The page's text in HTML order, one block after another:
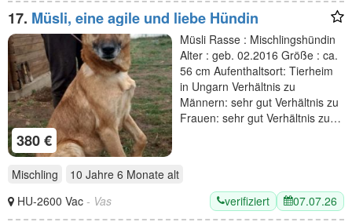
17. Müsli, eine agile und liebe Hündin
380 €
Müsli Rasse : Mischlingshündin
Alter : geb. 02.2016 Größe : ca.
56 cm Aufenthaltsort: Tierheim
in Ungarn Verhältnis zu
Männern: sehr gut Verhältnis zu
Frauen: sehr gut Verhältnis zu…
Mischling 10 Jahre 6 Monate alt
HU-2600 Vac - Vas verifiziert 07.07.26